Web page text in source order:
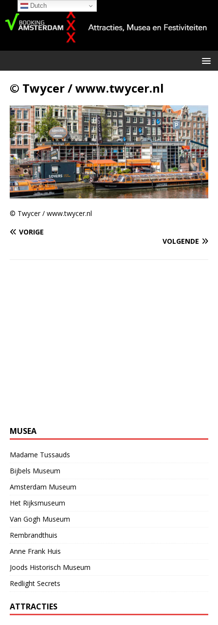
© Twycer / www.twycer.nl
© Twycer / www.twycer.nl
VORIGE
VOLGENDE
MUSEA
Madame Tussauds
Bijbels Museum
Amsterdam Museum
Het Rijksmuseum
Van Gogh Museum
Rembrandthuis
Anne Frank Huis
Joods Historisch Museum
Redlight Secrets
ATTRACTIES
Dutch